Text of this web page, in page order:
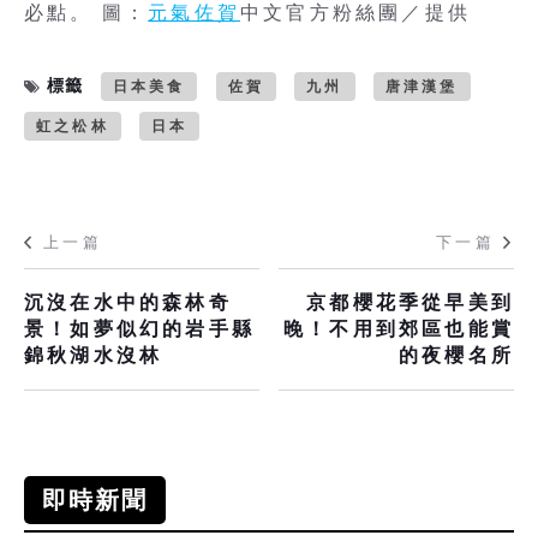
必點。 圖： 元氣佐賀 中文官方粉絲團／提供
標籤 日本美食 佐賀 九州 唐津漢堡
虹之松林 日本
上一篇
沉沒在水中的森林奇
景！如夢似幻的岩手縣
錦秋湖水沒林
下一篇
京都櫻花季從早美到
晚！不用到郊區也能賞
的夜櫻名所
即時新聞